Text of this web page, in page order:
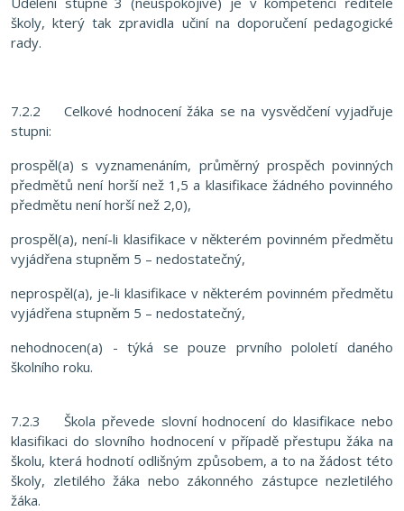
školy, který tak zpravidla učiní na doporučení pedagogické
rady.
7.2.2 Celkové hodnocení žáka se na vysvědčení vyjadřuje
stupni:
prospěl(a) s vyznamenáním, průměrný prospěch povinných
předmětů není horší než 1,5 a klasifikace žádného povinného
předmětu není horší než 2,0),
prospěl(a), není-li klasifikace v některém povinném předmětu
vyjádřena stupněm 5 – nedostatečný,
neprospěl(a), je-li klasifikace v některém povinném předmětu
vyjádřena stupněm 5 – nedostatečný,
nehodnocen(a) - týká se pouze prvního pololetí daného
školního roku.
7.2.3 Škola převede slovní hodnocení do klasifikace nebo
klasifikaci do slovního hodnocení v případě přestupu žáka na
školu, která hodnotí odlišným způsobem, a to na žádost této
školy, zletilého žáka nebo zákonného zástupce nezletilého
žáka.